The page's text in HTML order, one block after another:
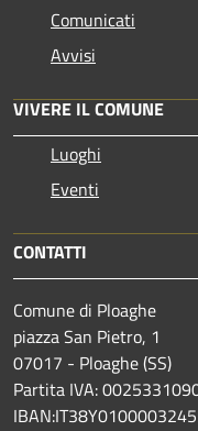
Comunicati
Avvisi
VIVERE IL COMUNE
Luoghi
Eventi
CONTATTI
Comune di Ploaghe
piazza San Pietro, 1
07017 - Ploaghe (SS)
Partita IVA: